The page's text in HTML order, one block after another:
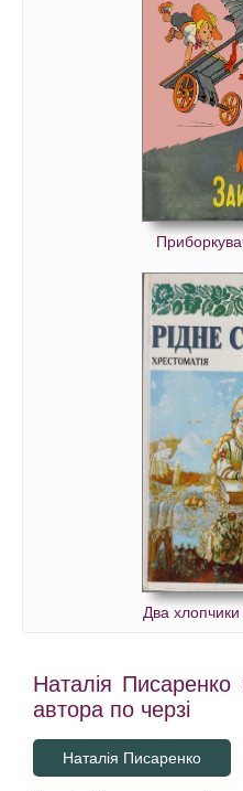
Два хлопчики
Наталія Писаренко
автора по черзі
Наталія Писаренко